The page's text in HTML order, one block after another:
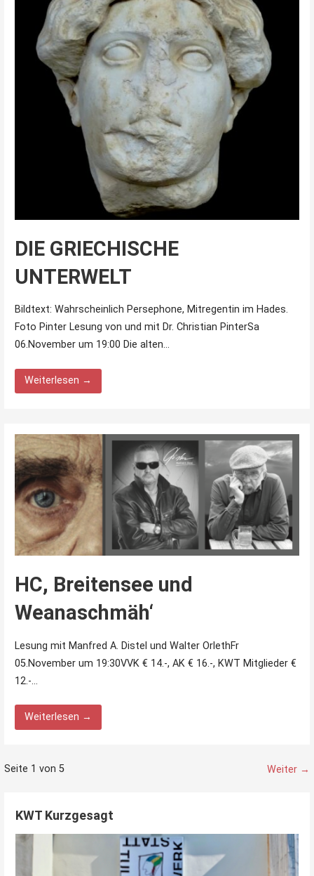
DIE GRIECHISCHE
UNTERWELT
Bildtext: Wahrscheinlich Persephone, Mitregentin im Hades.
Foto Pinter Lesung von und mit Dr. Christian PinterSa
06.November um 19:00 Die alten…
Weiterlesen →
HC, Breitensee und
Weanaschmäh‘
Lesung mit Manfred A. Distel und Walter OrlethFr
05.November um 19:30VVK € 14.-, AK € 16.-, KWT Mitglieder €
12.-…
Weiterlesen →
Beitrag
Seite 1 von 5 Weiter →
KWT Kurzgesagt